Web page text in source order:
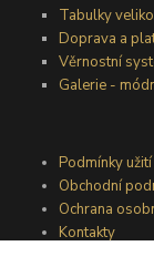
Tabulky
Doprava a
Věrnostní
Galerie -
Podmínky
Obchodní
Ochrana
Kontakty